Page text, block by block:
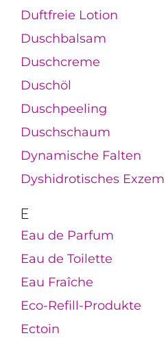
Duftfreie Lotion
Duschbalsam
Duschcreme
Duschöl
Duschpeeling
Duschschaum
Dynamische Falten
Dyshidrotisches Exzem
E
Eau de Parfum
Eau de Toilette
Eau Fraîche
Eco-Refill-Produkte
Ectoin